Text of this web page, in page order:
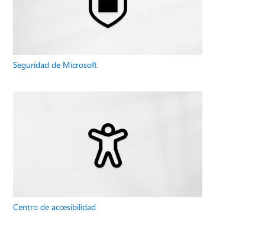
Seguridad de Microsoft
Centro de accesibilidad